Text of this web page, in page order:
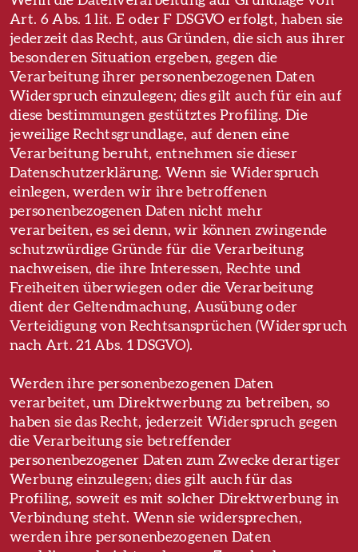
Art. 6 Abs. 1 lit. E oder F DSGVO erfolgt, haben sie
jederzeit das Recht, aus Gründen, die sich aus ihrer
besonderen Situation ergeben, gegen die
Verarbeitung ihrer personenbezogenen Daten
Widerspruch einzulegen; dies gilt auch für ein auf
diese bestimmungen gestütztes Profiling. Die
jeweilige Rechtsgrundlage, auf denen eine
Verarbeitung beruht, entnehmen sie dieser
Datenschutzerklärung. Wenn sie Widerspruch
einlegen, werden wir ihre betroffenen
personenbezogenen Daten nicht mehr
verarbeiten, es sei denn, wir können zwingende
schutzwürdige Gründe für die Verarbeitung
nachweisen, die ihre Interessen, Rechte und
Freiheiten überwiegen oder die Verarbeitung
dient der Geltendmachung, Ausübung oder
Verteidigung von Rechtsansprüchen (Widerspruch
nach Art. 21 Abs. 1 DSGVO).
Werden ihre personenbezogenen Daten
verarbeitet, um Direktwerbung zu betreiben, so
haben sie das Recht, jederzeit Widerspruch gegen
die Verarbeitung sie betreffender
personenbezogener Daten zum Zwecke derartiger
Werbung einzulegen; dies gilt auch für das
Profiling, soweit es mit solcher Direktwerbung in
Verbindung steht. Wenn sie widersprechen,
werden ihre personenbezogenen Daten